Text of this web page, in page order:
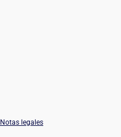
Notas legales
experto SEO / GEO